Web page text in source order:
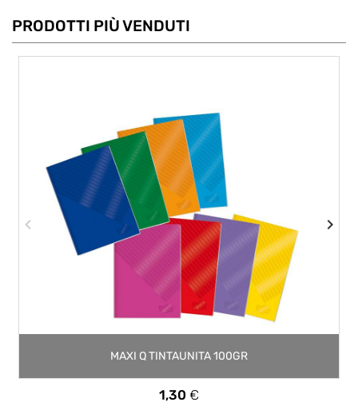
PRODOTTI PIÙ VENDUTI
MAXI Q TINTAUNITA 100GR
Prezzo
1,30 €